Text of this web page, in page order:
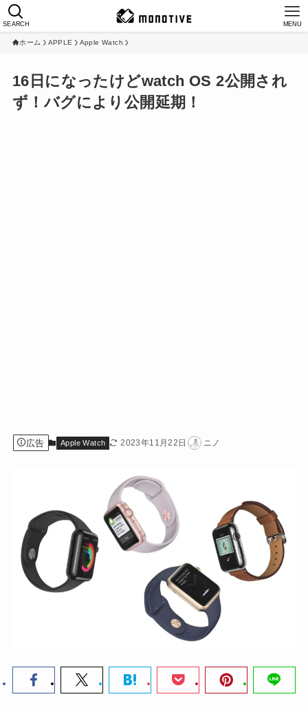
SEARCH MENU
ホーム APPLE Apple Watch
16日になったけどwatch OS 2公開され
ず！バグにより公開延期！
広告 Apple Watch 2023年11月22日 ニノ